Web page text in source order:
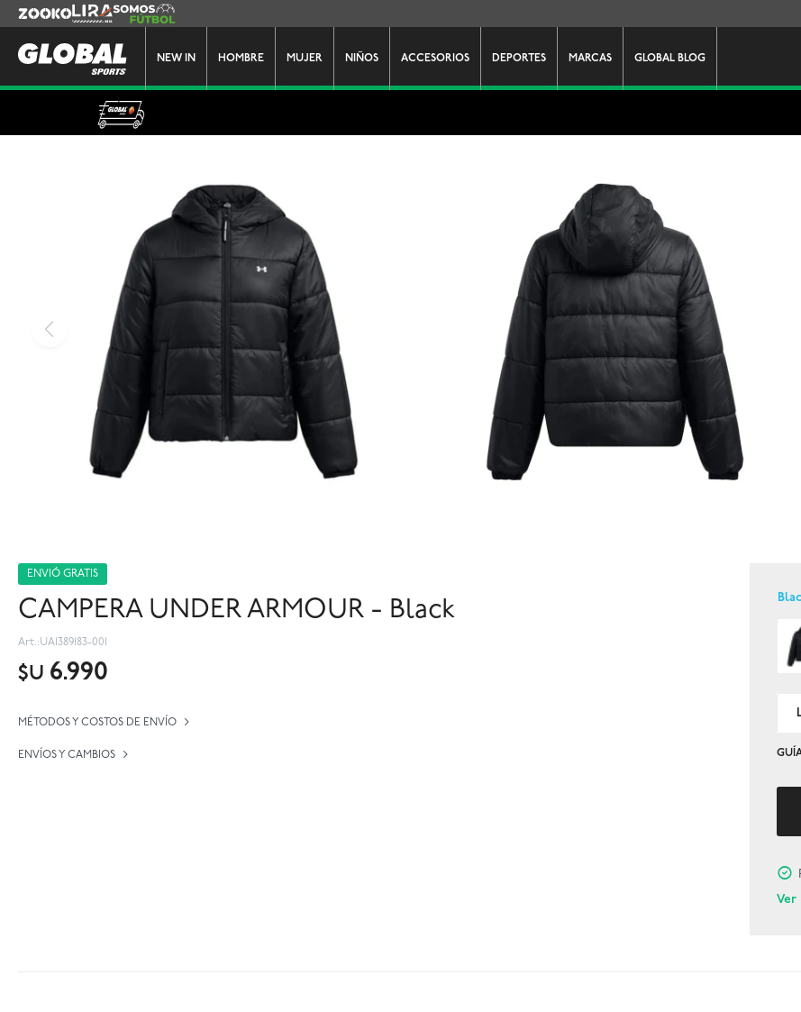
NEW IN HOMBRE MUJER NIÑOS ACCESORIOS DEPORTES MARCAS GLOBAL BLOG
Zooko Lira Somos Futbol
ENVIÓ GRATIS
CAMPERA UNDER ARMOUR - Black
UA1389183-001
$U 6.990
MÉTODOS Y COSTOS DE ENVÍO
ENVÍOS Y CAMBIOS
Ver